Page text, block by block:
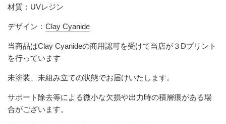
材質：UVレジン
デザイン： Clay Cyanide
当商品はClay Cyanideの商用認可を受けて当店が３Dプリント
を行っています
未塗装、未組み立ての状態でお届けいたします。
サポート除去等による微小な欠損や出力時の積層痕がある場
合がございます。